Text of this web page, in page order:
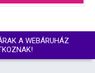
A WEBÁRUHÁZ